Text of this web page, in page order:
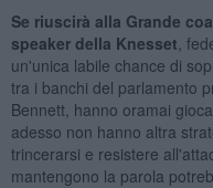
Se riuscirà alla Grande
speaker della Knesset ,
un'unica labile chance di
tra i banchi del parlamento
Bennett, hanno oramai
adesso non hanno altra
trincerarsi e resistere
mantengono la parola